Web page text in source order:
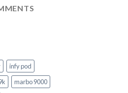
ในปี
ไฟฟ้า
switch
นิยม
ใหม่
ล่าสุด
ในปี
infy pod
marbo 9000